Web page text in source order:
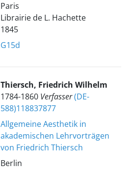
Paris
Librairie de L. Hachette
1845
G15d
Thiersch, Friedrich Wilhelm
1784-1860 Verfasser(DE-
588)118837877
Allgemeine Aesthetik in
akademischen Lehrvorträgen
von Friedrich Thiersch
Berlin